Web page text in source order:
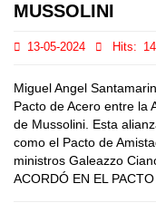
MUSSOLINI
13-05-2024 Hits:
Miguel Angel
Pacto de Acero entre la
de Mussolini. Esta
como el Pacto de
ministros Galeazzo
ACORDÓ EN EL